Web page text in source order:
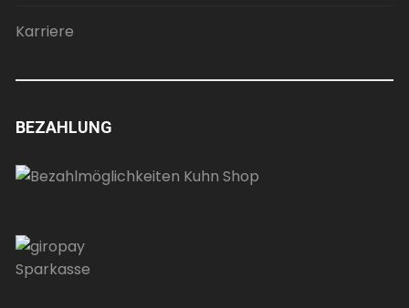
Karriere
BEZAHLUNG